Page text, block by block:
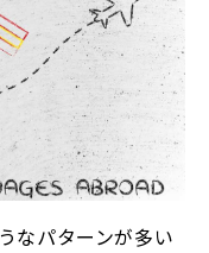
なパターンが多い